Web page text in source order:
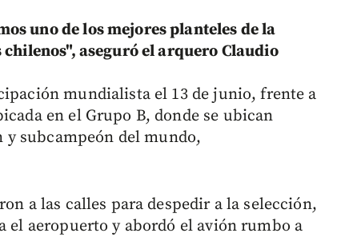
uno de los mejores planteles de la
aseguró el arquero Claudio
mundialista el 13 de junio, frente a
en el Grupo B, donde se ubican
y subcampeón del mundo,
a las calles para despedir a la selección,
el aeropuerto y abordó el avión rumbo a